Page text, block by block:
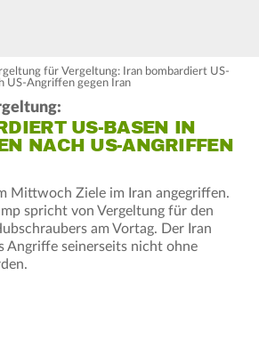
für Vergeltung: Iran bombardiert US-
US-Angriffen gegen Iran
US-BASEN IN
NACH US-ANGRIFFEN
Mittwoch Ziele im Iran angegriffen.
spricht von Vergeltung für den
am Vortag. Der Iran
Angriffe seinerseits nicht ohne